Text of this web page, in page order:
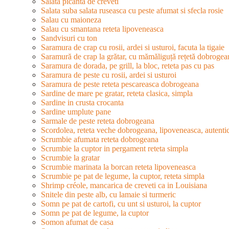
Salata suba salata ruseasca cu peste afumat si sfecla rosie
Salau cu maioneza
Salau cu smantana reteta lipoveneasca
Sandvisuri cu ton
Saramura de crap cu rosii, ardei si usturoi, facuta la tigaie
Saramură de crap la grătar, cu mămăliguță rețetă
Saramura de dorada, pe grill, la bloc, reteta pas cu pas
Saramura de peste cu rosii, ardei si usturoi
Saramura de peste reteta pescareasca dobrogeana
Sardine de mare pe gratar, reteta clasica, simpla
Sardine in crusta crocanta
Sardine umplute pane
Sarmale de peste reteta dobrogeana
Scordolea, reteta veche dobrogeana, lipoveneasca,
Scrumbie afumata reteta dobrogeana
Scrumbie la cuptor in pergament reteta simpla
Scrumbie la gratar
Scrumbie marinata la borcan reteta lipoveneasca
Scrumbie pe pat de legume, la cuptor, reteta simpla
Shrimp créole, mancarica de creveti ca in Louisiana
Snitele din peste alb, cu lamaie si turmeric
Somn pe pat de cartofi, cu unt si usturoi, la cuptor
Somn pe pat de legume, la cuptor
Somon afumat de casa